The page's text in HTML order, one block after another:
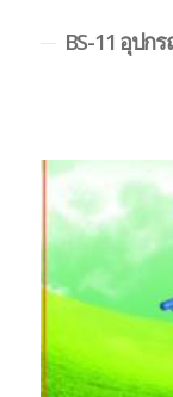
BS-11 อุปก